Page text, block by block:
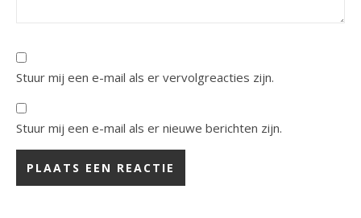
Stuur mij een e-mail als er vervolgreacties zijn.
Stuur mij een e-mail als er nieuwe berichten zijn.